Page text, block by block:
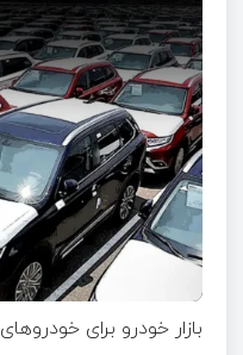
بازار خودرو برای خودروهای 5-10 میلیاردی آماده نیست!